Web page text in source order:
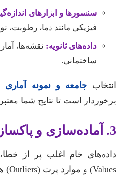
سنسورها و ابزارهای
فیزیکی مانند دما، رطوبت،
داده‌های ثانویه: نقشه‌ها،
ساختمانی.
انتخاب جامعه و نمونه آماری
برخوردار است تا نتایج شما
3. آماده‌سازی و پاکسازی داده‌ها
Values) و موارد پرت (Outliers) هستند. این مرحله شامل: